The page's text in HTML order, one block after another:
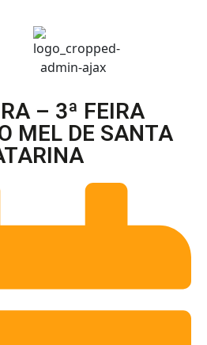
– 3ª FEIRA
MEL DE SANTA